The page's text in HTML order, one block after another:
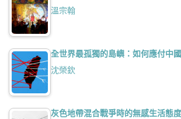
溫宗翰
全世界最孤獨的島嶼：如何應付中
沈榮欽
灰色地帶混合戰爭時的無感生活態度